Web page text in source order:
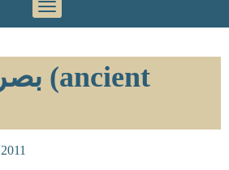
Primary
Menu